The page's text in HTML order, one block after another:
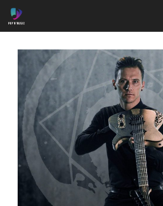
Aller
au